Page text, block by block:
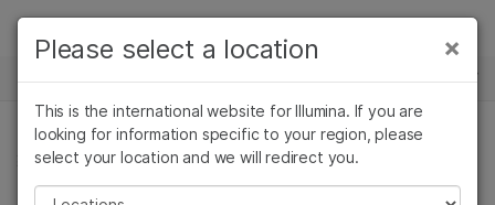
Skip to content
ソリューション
ラーニング
企業情報
ニュースセンター
製品, 複雑な疾患関連ゲノミクス
×
Please select a location
This is the international website for Illumina. If you are
looking for information specific to your region, please
select your location and we will redirect you.
Please select a location
×
がん研究
微生物研究
農学研究
臨床オンコロジー
生殖医学